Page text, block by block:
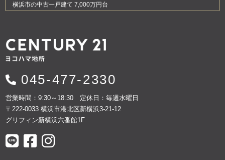
横浜市の中古一戸建て 7,000万円台
045-477-2330
営業時間：9:30～18:30 定休日：毎週水曜日
〒222-0033 横浜市港北区新横浜3-21-12
グリフィン新横浜六番館1F